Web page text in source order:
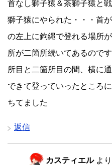
首なし獅子猿＆茶獅子猿と
獅子猿にやられた・・・首
の左上に鉤縄で登れる場所
所が二箇所続いてあるので
所目と二箇所目の間、横に
できて登っていったところ
ちてました
返信
カスティエル よ